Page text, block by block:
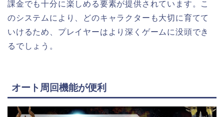
課金でも十分に楽しめる要素が提供されています。こ
のシステムにより、どのキャラクターも大切に育てて
いけるため、プレイヤーはより深くゲームに没頭でき
るでしょう。
オート周回機能が便利